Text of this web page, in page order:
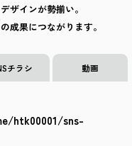
ザインが勢揃い。
成果につながります。
チラシ 動画
htk00001/sns-